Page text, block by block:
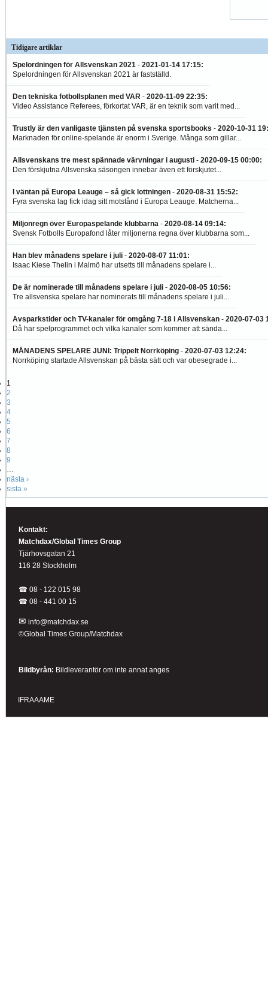
Tidigare artiklar
Spelordningen för Allsvenskan 2021 - 2021-01-14 17:15:
Spelordningen för Allsvenskan 2021 är fastställd.
Den tekniska fotbollsplanen med VAR - 2020-11-09 22:35:
Video Assistance Referees, förkortat VAR, är en teknik som varit med...
Trustly är den vanligaste tjänsten på svenska sportsbooks - 2020-10-31
Marknaden för online-spelande är enorm i Sverige. Många som gillar...
Allsvenskans tre mest spännade värvningar i augusti - 2020-09-15 00:00:
Den förskjutna Allsvenska säsongen innebar även ett förskjutet...
I väntan på Europa Leauge – så gick lottningen - 2020-08-31 15:52:
Fyra svenska lag fick idag sitt motstånd i Europa Leauge. Matcherna...
Miljonregn över Europaspelande klubbarna - 2020-08-14 09:14:
Svensk Fotbolls Europafond låter miljonerna regna över klubbarna som...
Han blev månadens spelare i juli - 2020-08-07 11:01:
Isaac Kiese Thelin i Malmö har utsetts till månadens spelare i...
De är nominerade till månadens spelare i juli - 2020-08-05 10:56:
Tre allsvenska spelare har nominerats till månadens spelare i juli...
Avsparkstider och TV-kanaler för omgång 7-18 i Allsvenskan - 2020-07-03
Då har spelprogrammet och vilka kanaler som kommer att sända...
MÅNADENS SPELARE JUNI: Trippelt Norrköping - 2020-07-03 12:24:
Norrköping startade Allsvenskan på bästa sätt och var obesegrade i...
1
2
3
4
5
6
7
8
9
…
nästa ›
sista »
Kontakt:
Matchdax/Global Times Group
Tjärhovsgatan 21
116 28 Stockholm
☎ 08 - 122 015 98
☎ 08 - 441 00 15
✉ info@matchdax.se
©Global Times Group/Matchdax
Bildbyrån: Bildleverantör om inte annat anges
IFRAAAME